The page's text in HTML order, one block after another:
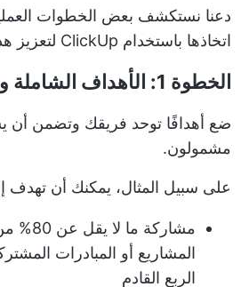
دعنا نستكشف بعض الخطوات
اتخاذها باستخدام ClickUp لتعزيز هذه الجهود:
الخطوة 1: الأهداف الشاملة والتقدير
ضع أهدافًا توحد فريقك وتضمن أن
مشمولون.
على سبيل المثال، يمكنك أن تهدف
مشاركة
المشاريع أو المبادرات
الربع القادم